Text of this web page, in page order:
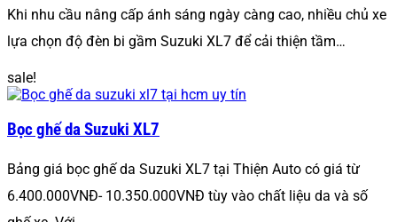
Khi nhu cầu nâng cấp ánh sáng ngày càng cao, nhiều chủ xe
lựa chọn độ đèn bi gầm Suzuki XL7 để cải thiện tầm…
sale!
Bọc ghế da Suzuki XL7
Bảng giá bọc ghế da Suzuki XL7 tại Thiện Auto có giá từ
6.400.000VNĐ- 10.350.000VNĐ tùy vào chất liệu da và số